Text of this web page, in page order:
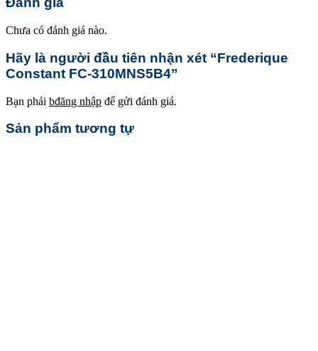
Chưa có đánh giá nào.
Hãy là người đầu tiên nhận xét “Frederique
Constant FC-310MNS5B4”
Bạn phải bđăng nhập để gửi đánh giá.
Sản phẩm tương tự